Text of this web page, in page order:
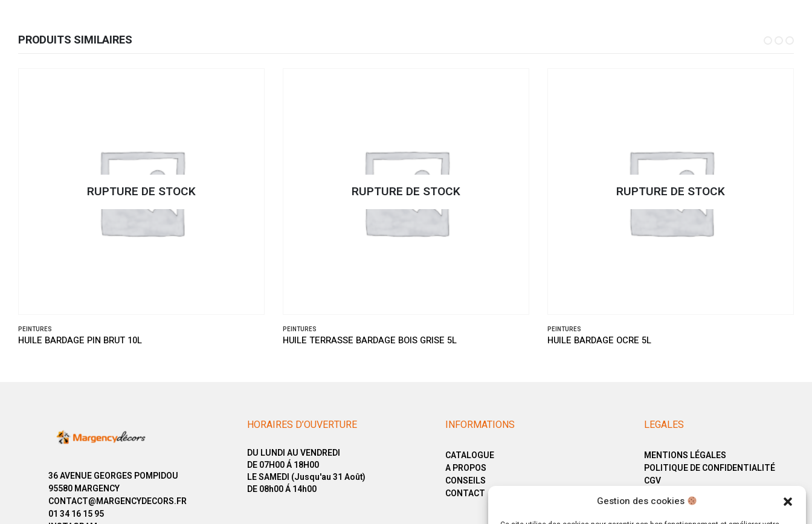
Gestion des cookies
PRODUITS SIMILAIRES
RUPTURE DE STOCK
PEINTURES
HUILE BARDAGE PIN BRUT 10L
RUPTURE DE STOCK
PEINTURES
HUILE TERRASSE BARDAGE BOIS GRISE 5L
RUPTURE DE STOCK
PEINTURES
HUILE BARDAGE OCRE 5L
36 AVENUE GEORGES POMPIDOU
95580 MARGENCY
CONTACT@MARGENCYDECORS.FR
01 34 16 15 95
HORAIRES D’OUVERTURE
DU LUNDI AU VENDREDI
DE 07H00 Á 18H00
LE SAMEDI (Jusqu'au 31 Août)
DE 08h00 Á 14h00
INFORMATIONS
CATALOGUE
A PROPOS
CONSEILS
CONTACT
LEGALES
MENTIONS LÉGALES
POLITIQUE DE CONFIDENTIALITÉ
CGV